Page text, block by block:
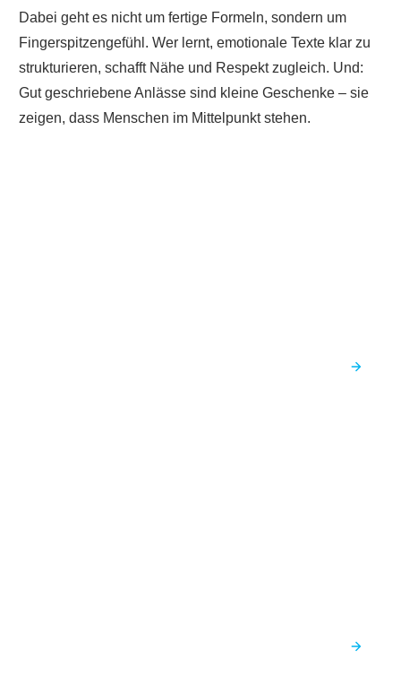
Dabei geht es nicht um fertige Formeln, sondern um
Fingerspitzengefühl. Wer lernt, emotionale Texte klar zu
strukturieren, schafft Nähe und Respekt zugleich. Und:
Gut geschriebene Anlässe sind kleine Geschenke – sie
zeigen, dass Menschen im Mittelpunkt stehen.